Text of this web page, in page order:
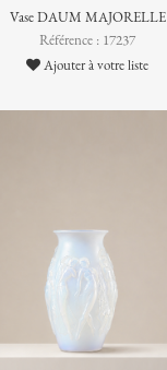
Vase DAUM MAJORELLE
Référence : 17237
Ajouter à votre liste